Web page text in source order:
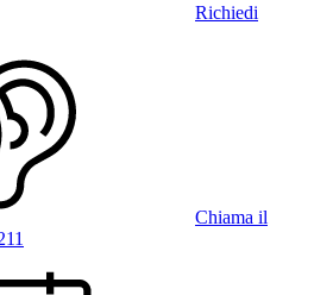
Richiedi
Chiama il